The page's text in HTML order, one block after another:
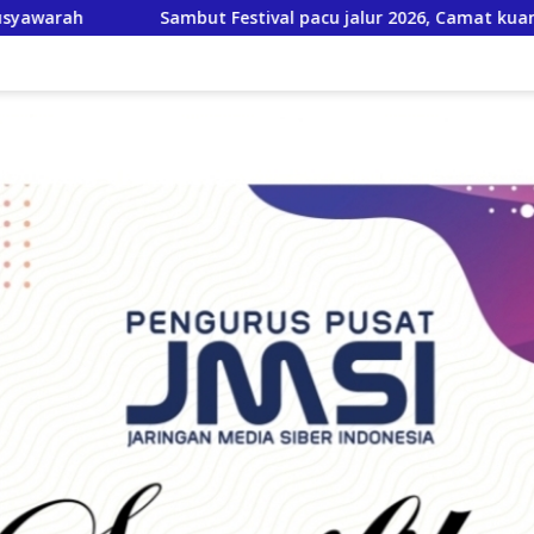
jalur 2026, Camat kuantan Tengah Ajak warga